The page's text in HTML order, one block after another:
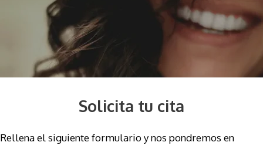
Solicita tu cita
Rellena el siguiente formulario y nos pondremos en